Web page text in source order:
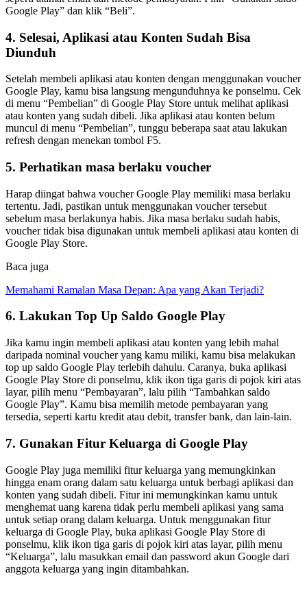
Google Play” dan klik “Beli”.
4. Selesai, Aplikasi atau Konten Sudah Bisa
Diunduh
Setelah membeli aplikasi atau konten dengan menggunakan voucher
Google Play, kamu bisa langsung mengunduhnya ke ponselmu. Cek
di menu “Pembelian” di Google Play Store untuk melihat aplikasi
atau konten yang sudah dibeli. Jika aplikasi atau konten belum
muncul di menu “Pembelian”, tunggu beberapa saat atau lakukan
refresh dengan menekan tombol F5.
5. Perhatikan masa berlaku voucher
Harap diingat bahwa voucher Google Play memiliki masa berlaku
tertentu. Jadi, pastikan untuk menggunakan voucher tersebut
sebelum masa berlakunya habis. Jika masa berlaku sudah habis,
voucher tidak bisa digunakan untuk membeli aplikasi atau konten di
Google Play Store.
Baca juga
Memahami Ramalan Masa Depan: Apa yang Akan Terjadi?
6. Lakukan Top Up Saldo Google Play
Jika kamu ingin membeli aplikasi atau konten yang lebih mahal
daripada nominal voucher yang kamu miliki, kamu bisa melakukan
top up saldo Google Play terlebih dahulu. Caranya, buka aplikasi
Google Play Store di ponselmu, klik ikon tiga garis di pojok kiri atas
layar, pilih menu “Pembayaran”, lalu pilih “Tambahkan saldo
Google Play”. Kamu bisa memilih metode pembayaran yang
tersedia, seperti kartu kredit atau debit, transfer bank, dan lain-lain.
7. Gunakan Fitur Keluarga di Google Play
Google Play juga memiliki fitur keluarga yang memungkinkan
hingga enam orang dalam satu keluarga untuk berbagi aplikasi dan
konten yang sudah dibeli. Fitur ini memungkinkan kamu untuk
menghemat uang karena tidak perlu membeli aplikasi yang sama
untuk setiap orang dalam keluarga. Untuk menggunakan fitur
keluarga di Google Play, buka aplikasi Google Play Store di
ponselmu, klik ikon tiga garis di pojok kiri atas layar, pilih menu
“Keluarga”, lalu masukkan email dan password akun Google dari
anggota keluarga yang ingin ditambahkan.